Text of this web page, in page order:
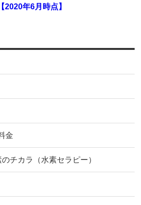
【2020年6月時点】
金
チカラ（水素セラピー）